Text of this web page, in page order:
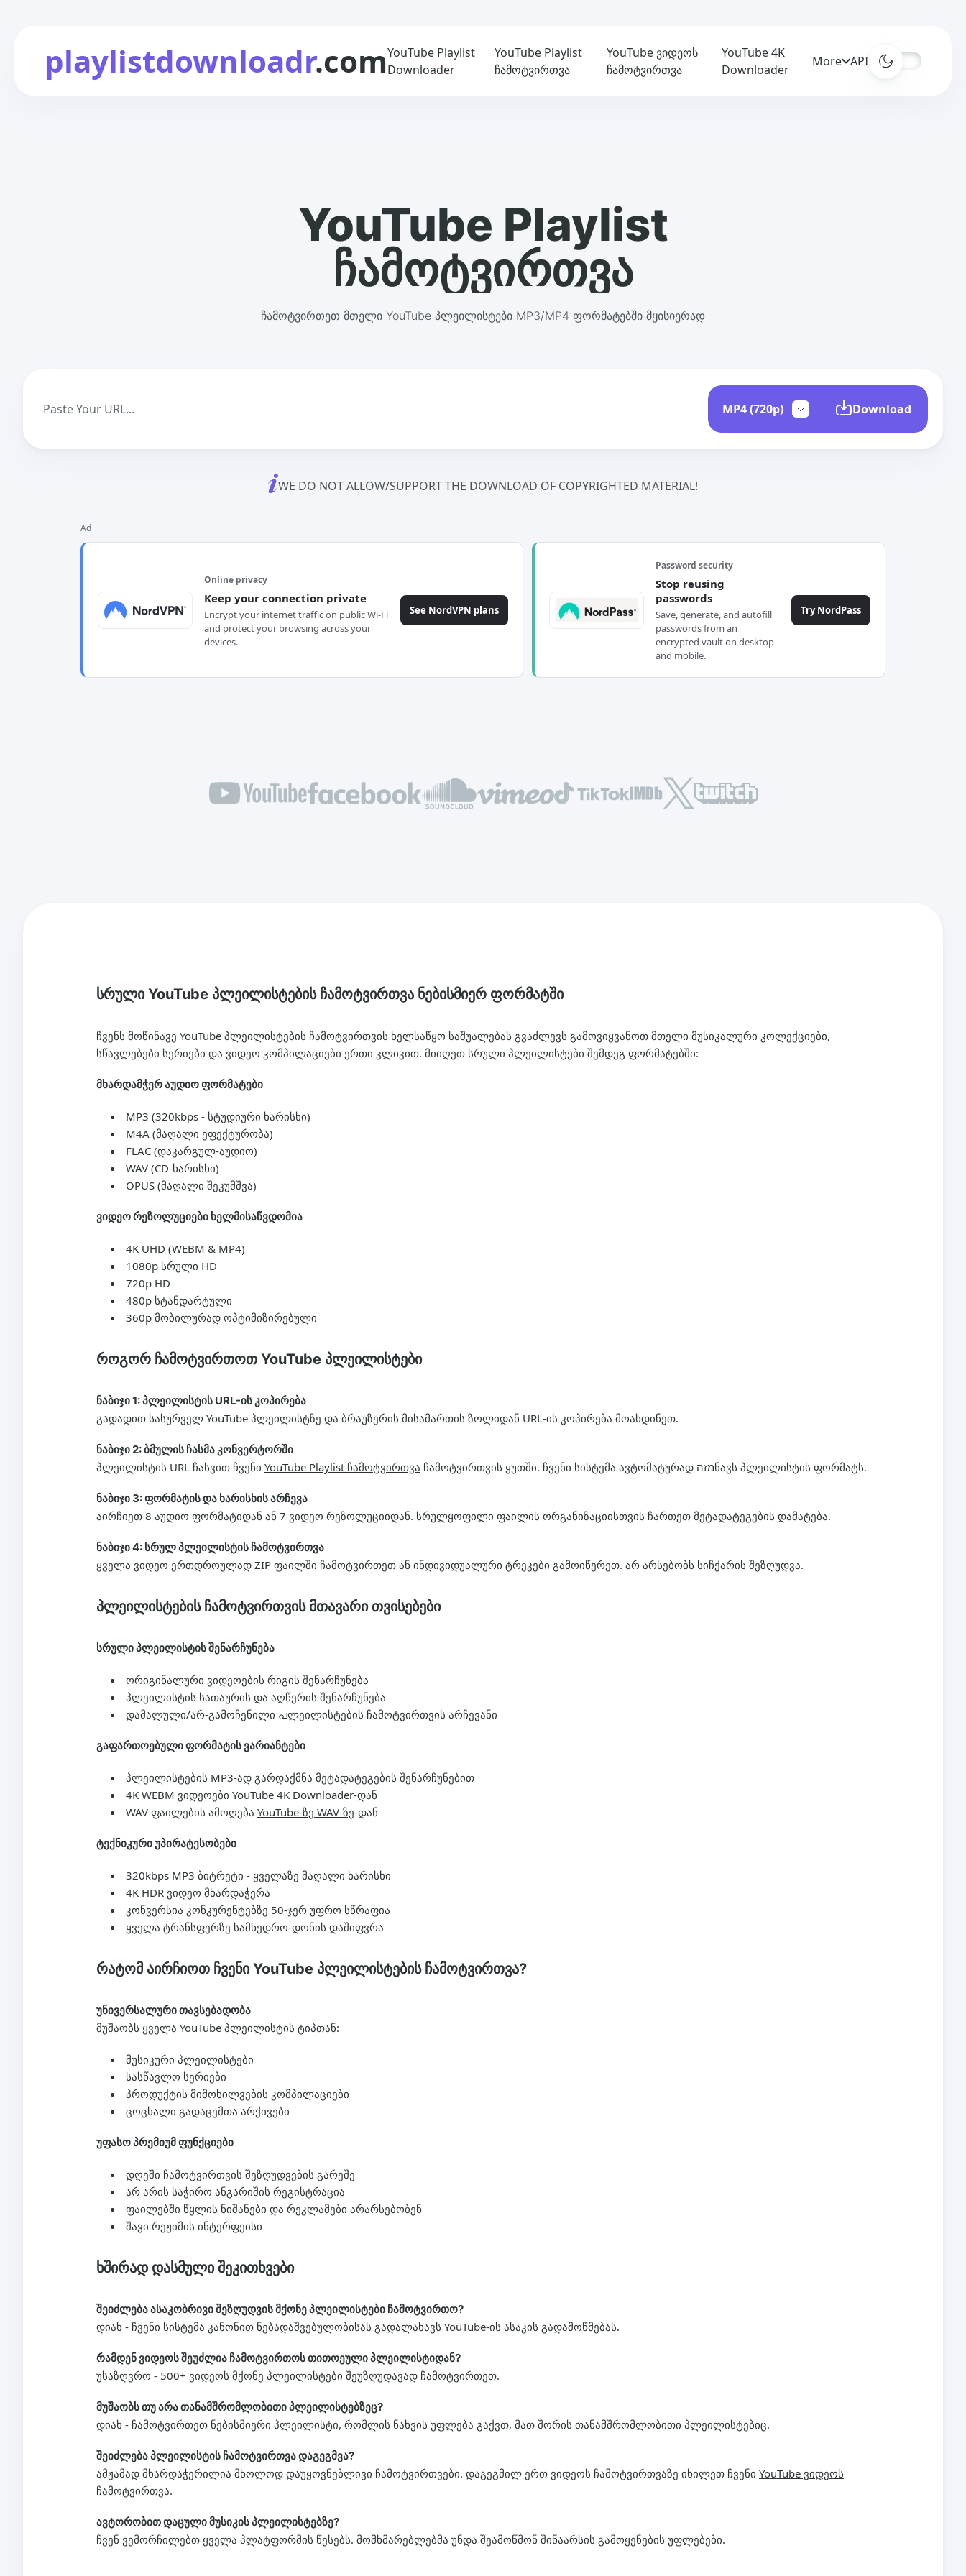
playlistdownloadr.comYouTube Playlist
Downloader
YouTube Playlist
ჩამოტვირთვა
YouTube ვიდეოს
ჩამოტვირთვა
YouTube 4K
Downloader
More APIs
YouTube Playlist
ჩამოტვირთვა
ჩამოტვირთეთ მთელი YouTube პლეილისტები MP3/MP4 ფორმატებში მყისიერად
Download
WE DO NOT ALLOW/SUPPORT THE DOWNLOAD OF COPYRIGHTED MATERIAL!
Ad
Online privacy
Keep your connection private
Encrypt your internet traffic on public Wi-Fi
and protect your browsing across your
devices.
See NordVPN plans
Password security
Stop reusing
passwords
Save, generate, and autofill
passwords from an
encrypted vault on desktop
and mobile.
Try NordPass
სრული YouTube პლეილისტების ჩამოტვირთვა ნებისმიერ ფორმატში
ჩვენს მოწინავე YouTube პლეილისტების ჩამოტვირთვის ხელსაწყო საშუალებას გვაძლევს გამოვიყვანოთ მთელი მუსიკალური კოლექციები,
სწავლებები სერიები და ვიდეო კომპილაციები ერთი კლიკით. მიიღეთ სრული პლეილისტები შემდეგ ფორმატებში:
მხარდამჭერ აუდიო ფორმატები
MP3 (320kbps - სტუდიური ხარისხი)
M4A (მაღალი ეფექტურობა)
FLAC (დაკარგულ-აუდიო)
WAV (CD-ხარისხი)
OPUS (მაღალი შეკუმშვა)
ვიდეო რეზოლუციები ხელმისაწვდომია
4K UHD (WEBM & MP4)
1080p სრული HD
720p HD
480p სტანდარტული
360p მობილურად ოპტიმიზირებული
როგორ ჩამოტვირთოთ YouTube პლეილისტები
ნაბიჯი 1: პლეილისტის URL-ის კოპირება
გადადით სასურველ YouTube პლეილისტზე და ბრაუზერის მისამართის ზოლიდან URL-ის კოპირება მოახდინეთ.
ნაბიჯი 2: ბმულის ჩასმა კონვერტორში
პლეილისტის URL ჩასვით ჩვენი YouTube Playlist ჩამოტვირთვა ჩამოტვირთვის ყუთში. ჩვენი სისტემა ავტომატურად מזהნავს პლეილისტის ფორმატს.
ნაბიჯი 3: ფორმატის და ხარისხის არჩევა
აირჩიეთ 8 აუდიო ფორმატიდან ან 7 ვიდეო რეზოლუციიდან. სრულყოფილი ფაილის ორგანიზაციისთვის ჩართეთ მეტადატეგების დამატება.
ნაბიჯი 4: სრულ პლეილისტის ჩამოტვირთვა
ყველა ვიდეო ერთდროულად ZIP ფაილში ჩამოტვირთეთ ან ინდივიდუალური ტრეკები გამოიწერეთ. არ არსებობს სიჩქარის შეზღუდვა.
პლეილისტების ჩამოტვირთვის მთავარი თვისებები
სრული პლეილისტის შენარჩუნება
ორიგინალური ვიდეოების რიგის შენარჩუნება
პლეილისტის სათაურის და აღწერის შენარჩუნება
დამალული/არ-გამოჩენილი പლეილისტების ჩამოტვირთვის არჩევანი
გაფართოებული ფორმატის ვარიანტები
პლეილისტების MP3-ად გარდაქმნა მეტადატეგების შენარჩუნებით
4K WEBM ვიდეოები YouTube 4K Downloader-დან
WAV ფაილების ამოღება YouTube-ზე WAV-ზე-დან
ტექნიკური უპირატესობები
320kbps MP3 ბიტრეტი - ყველაზე მაღალი ხარისხი
4K HDR ვიდეო მხარდაჭერა
კონვერსია კონკურენტებზე 50-ჯერ უფრო სწრაფია
ყველა ტრანსფერზე სამხედრო-დონის დაშიფვრა
რატომ აირჩიოთ ჩვენი YouTube პლეილისტების ჩამოტვირთვა?
უნივერსალური თავსებადობა
მუშაობს ყველა YouTube პლეილისტის ტიპთან:
მუსიკური პლეილისტები
სასწავლო სერიები
პროდუქტის მიმოხილვების კომპილაციები
ცოცხალი გადაცემთა არქივები
უფასო პრემიუმ ფუნქციები
დღეში ჩამოტვირთვის შეზღუდვების გარეშე
არ არის საჭირო ანგარიშის რეგისტრაცია
ფაილებში წყლის ნიშანები და რეკლამები არარსებობენ
შავი რეჟიმის ინტერფეისი
ხშირად დასმული შეკითხვები
შეიძლება ასაკობრივი შეზღუდვის მქონე პლეილისტები ჩამოტვირთო?
დიახ - ჩვენი სისტემა კანონით ნებადაშვებულობისას გადალახავს YouTube-ის ასაკის გადამოწმებას.
რამდენ ვიდეოს შეუძლია ჩამოტვირთოს თითოეული პლეილისტიდან?
უსაზღვრო - 500+ ვიდეოს მქონე პლეილისტები შეუზღუდავად ჩამოტვირთეთ.
მუშაობს თუ არა თანამშრომლობითი პლეილისტებზეც?
დიახ - ჩამოტვირთეთ ნებისმიერი პლეილისტი, რომლის ნახვის უფლება გაქვთ, მათ შორის თანამშრომლობითი პლეილისტებიც.
შეიძლება პლეილისტის ჩამოტვირთვა დაგეგმვა?
ამჟამად მხარდაჭერილია მხოლოდ დაუყოვნებლივი ჩამოტვირთვები. დაგეგმილ ერთ ვიდეოს ჩამოტვირთვაზე იხილეთ ჩვენი YouTube ვიდეოს
ჩამოტვირთვა.
ავტორობით დაცული მუსიკის პლეილისტებზე?
ჩვენ ვემორჩილებთ ყველა პლატფორმის წესებს. მომხმარებლებმა უნდა შეამოწმონ შინაარსის გამოყენების უფლებები.